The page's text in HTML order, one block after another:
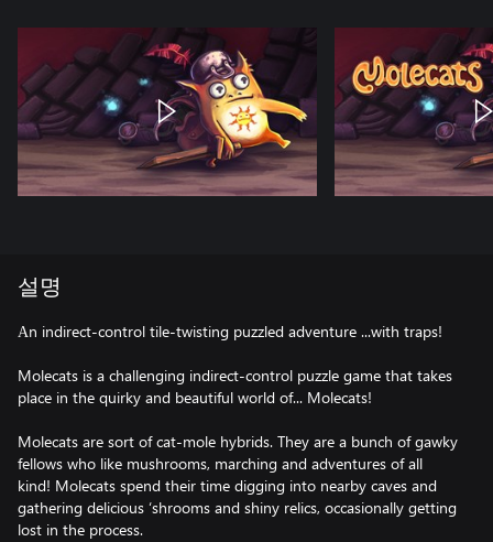
설명
Аn indirect-control tile-twisting puzzled adventure ...with traps!
Molecats is a challenging indirect-control puzzle game that takes
place in the quirky and beautiful world of... Molecats!
Molecats are sort of cat-mole hybrids. They are a bunch of gawky
fellows who like mushrooms, marching and adventures of all
kind! Molecats spend their time digging into nearby caves and
gathering delicious ‘shrooms and shiny relics, occasionally getting
lost in the process.